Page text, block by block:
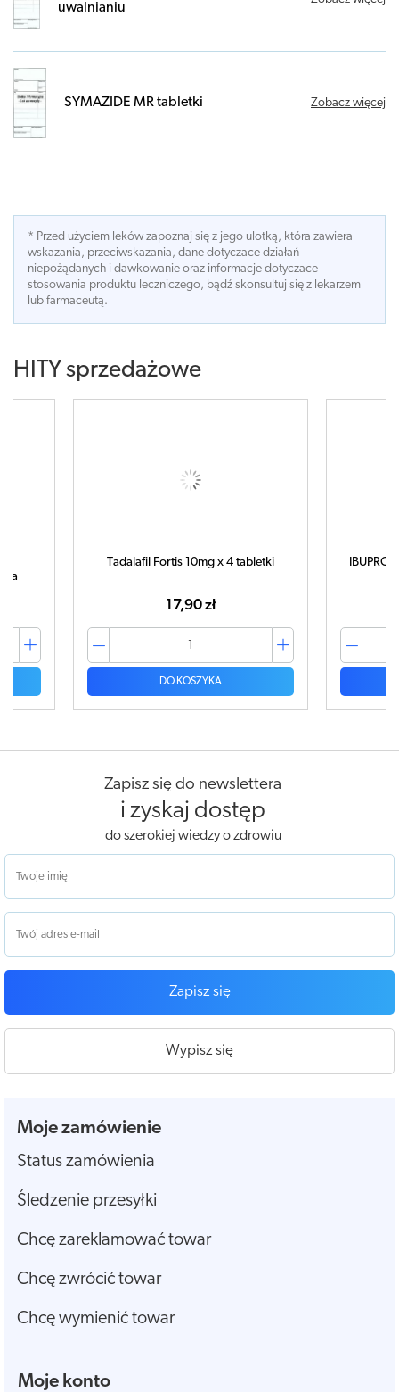
uwalnianiu
SYMAZIDE MR tabletki Zobacz więcej
* Przed użyciem leków zapoznaj się z jego ulotką, która zawiera
wskazania, przeciwskazania, dane dotyczace działań
niepożądanych i dawkowanie oraz informacje dotyczace
stosowania produktu leczniczego, bądź skonsultuj się z lekarzem
lub farmaceutą.
HITY sprzedażowe
Tadalafil Fortis 10mg x 4 tabletki
17,90 zł
DO KOSZYKA
Zapisz się do newslettera
i zyskaj dostęp
do szerokiej wiedzy o zdrowiu
Zapisz się
Wypisz się
Moje zamówienie
Status zamówienia
Śledzenie przesyłki
Chcę zareklamować towar
Chcę zwrócić towar
Chcę wymienić towar
Moje konto